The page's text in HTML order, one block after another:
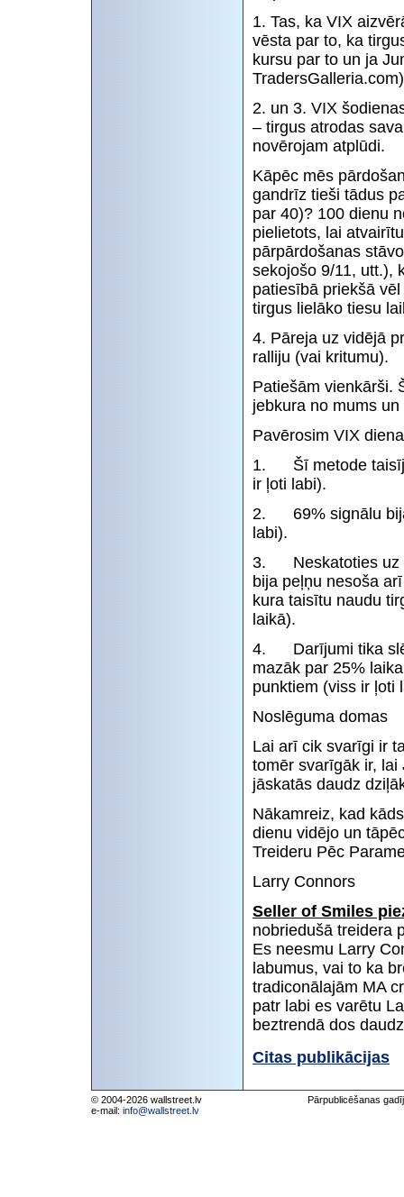
1. Tas, ka VIX
vēsta par to, ka
kursu par to un ja
2. un 3. VIX
– tirgus atrodas
novērojam atplūdi.
Kāpēc mēs
gandrīz tieši tādus
par 40)? 100 dienu
pielietots, lai
pārpārdošanas
sekojošo 9/11, utt.),
patiesībā priekšā
tirgus lielāko tiesu
4. Pāreja uz vidējā
ralliju (vai kritumu).
Patiešām vienkārši.
jebkura no mums
Pavērosim VIX
1. Šī metode taisīja
ir ļoti labi).
2. 69% signālu bija
labi).
3. Neskatoties uz
bija peļņu nesoša
kura taisītu naudu
laikā).
4. Darījumi tika
mazāk par 25%
punktiem (viss ir ļoti
Noslēguma domas
Lai arī cik svarīgi ir
tomēr svarīgāk ir,
jāskatās daudz
Nākamreiz, kad
dienu vidējo un
Treideru Pēc
Larry Connors
Seller of Smiles
nobriedušā treidera
Es neesmu Larry
labumus, vai to ka
tradiconālajām MA
patr labi es varētu
beztrendā dos
Citas publikācijas
© 2004-2026 wallstreet.lv
e-mail: info@wallstreet.lv
Pārpublicēšanas